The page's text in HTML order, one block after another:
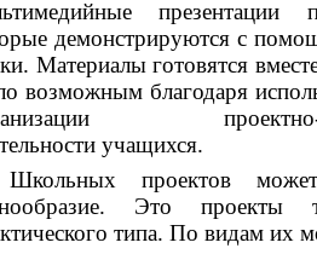
демонстрируются с
Материалы готовятся
возможным благодаря
проектно-
учащихся.
Школьных проектов
Это проекты
типа. По видам их